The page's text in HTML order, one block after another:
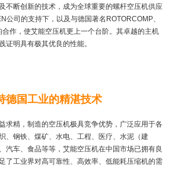
不断创新的技术，成为全球重要的螺杆空压机供应
公司的支持下，以及与德国著名ROTORCOMP、
作，使艾能空压机更上一个台阶。其卓越的主机
证明具有极其优良的性能。
德国工业的精湛技术
求精，制造的空压机极具竞争优势，广泛应用于各
、钢铁、煤矿、水电、工程、医疗、水泥（建
汽车、食品等等，艾能空压机在中国市场已拥有良
了工业界对高可靠性、高效率、低能耗压缩机的需